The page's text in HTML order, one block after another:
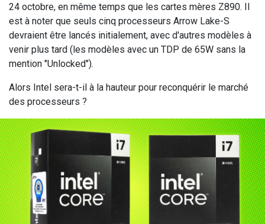
24 octobre, en même temps que les cartes mères Z890. Il
est à noter que seuls cinq processeurs Arrow Lake-S
devraient être lancés initialement, avec d'autres modèles à
venir plus tard (les modèles avec un TDP de 65W sans la
mention "Unlocked").
Alors Intel sera-t-il à la hauteur pour reconquérir le marché
des processeurs ?